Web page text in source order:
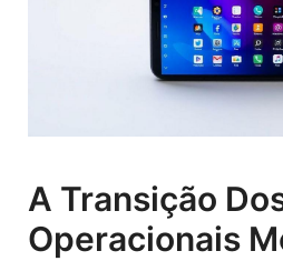
A Transição
Operacionais